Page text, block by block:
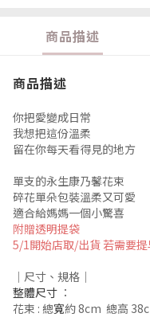
商品描述
商品描述
你把愛變成日常
我想把這份溫柔
留在你每天看得見的地方
單支的永生康乃馨花束
碎花單朵包裝溫柔又可愛
適合給媽媽一個小驚喜
附贈透明提袋
5/1開始店取/出貨 若需要
｜ 尺寸、規格 ｜
整體尺寸 ：
花束 : 總寬約 8cm 總高